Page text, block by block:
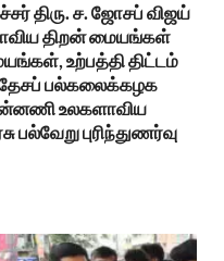
திரு. ச. ஜோசப் விஜய்
திறன் மையங்கள்
உற்பத்தி திட்டம்
பல்கலைக்கழக
உலகளாவிய
பல்வேறு புரிந்துணர்வு